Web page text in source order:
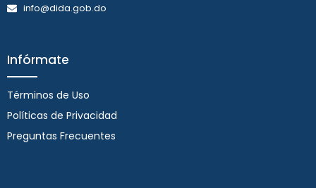
info@dida.gob.do
Infórmate
Términos de Uso
Políticas de Privacidad
Preguntas Frecuentes